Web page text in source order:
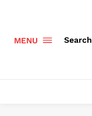
MENU Search